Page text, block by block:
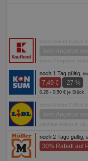
letzte Aktion 6,66 €
kein Angebot
keine Prognose
noch 1 Tag gültig,
7,49 € -27 %
0,28 - 0,50 € je Stück
letzte Aktion 9,99 €
kein Angebot
nächste Aktion in ca.
noch 2 Tage gültig,
30% Rabatt auf